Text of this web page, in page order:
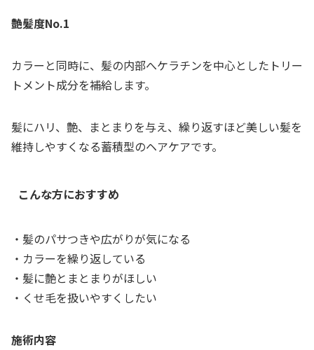
艶髪度No.1
カラーと同時に、髪の内部へケラチンを中心としたトリー
トメント成分を補給します。
髪にハリ、艶、まとまりを与え、繰り返すほど美しい髪を
維持しやすくなる蓄積型のヘアケアです。
こんな方におすすめ
・髪のパサつきや広がりが気になる
・カラーを繰り返している
・髪に艶とまとまりがほしい
・くせ毛を扱いやすくしたい
施術内容